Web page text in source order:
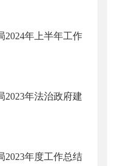
2024年上半年工作
2023年法治政府建
2023年度工作总结